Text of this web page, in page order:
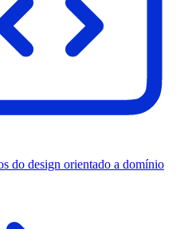
do design orientado a domínio